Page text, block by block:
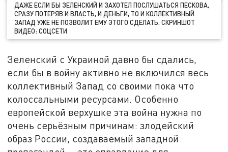
ДАЖЕ ЕСЛИ БЫ ЗЕЛЕНСКИЙ И ЗАХОТЕЛ ПОСЛУШАТЬСЯ ПЕСКОВА,
СРАЗУ ПОТЕРЯВ И ВЛАСТЬ, И ДЕНЬГИ, ТО И КОЛЛЕКТИВНЫЙ
ЗАПАД УЖЕ НЕ ПОЗВОЛИТ ЕМУ ЭТОГО СДЕЛАТЬ. СКРИНШОТ
ВИДЕО: СОЦСЕТИ
Зеленский с Украиной давно бы сдались,
если бы в войну активно не включился весь
коллективный Запад со своими пока что
колоссальными ресурсами. Особенно
европейской верхушке эта война нужна по
очень серьёзным причинам: злодейский
образ России, создаваемый западной